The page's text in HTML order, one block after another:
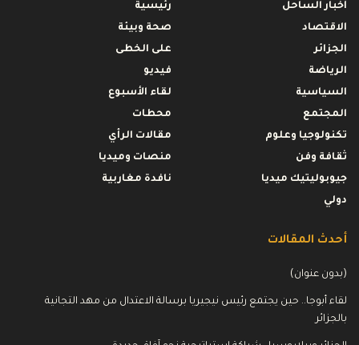
أخبار الساحل
الاقتصاد
الجزائر
الرياضة
السياسية
المجتمع
تكنولوجيا وعلوم
ثقافة وفن
جيوبوليتيك ميديا
دولي
رئيسية
صحة وبيئة
على الخطى
فيديو
لقاء الأسبوع
محطات
مقالات الرأي
منصات وميديا
نافدة مغاربية
أحدث المقالات
(بدون عنوان)
لقاء أبوجا.. حين يجتمع رئيس نيجيريا برسالة الاعتدال من مهد التجانية
بالجزائر